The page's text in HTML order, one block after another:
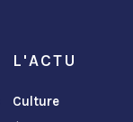
L'ACTU
Culture